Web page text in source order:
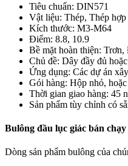
Tiêu chuẩn: DIN571
Vật liệu: Thép, Thép
Kích thước: M3-M64
Điểm: 8.8, 10.9
Bề mặt hoàn thiện:
Chủ đề: Dây đầy đủ
Ứng dụng: Các dự án
Gói hàng: Hộp nhỏ,
Thời gian giao hàng: 45
Sản phẩm tùy chỉnh có
Bulông đầu lục giác bán
Dòng sản phẩm bulông của